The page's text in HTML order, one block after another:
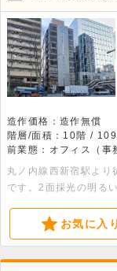
造作価格：造作無償
階層/面積：10階 /
前業態：オフィス（事
丸ノ内線西新宿駅より
です。2面採光の明る
お気に入